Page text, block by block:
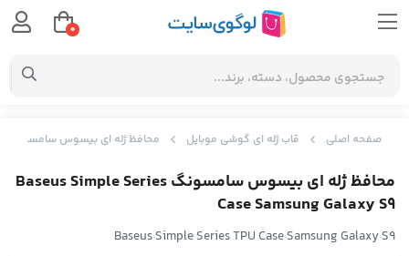
صفحه اصلی قاب ژله ای گوشی موبایل محافظ ژله ای بیسوس سامسونگ Baseus Simple Series Case Samsung Galaxy S9
محافظ ژله ای بیسوس سامسونگ Baseus Simple Series
Case Samsung Galaxy S9
Baseus Simple Series TPU Case Samsung Galaxy S9
0